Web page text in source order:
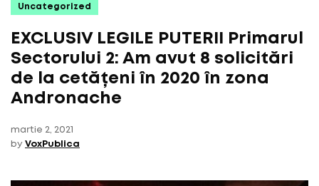
Uncategorized
EXCLUSIV LEGILE PUTERII Primarul
Sectorului 2: Am avut 8 solicitări
de la cetățeni în 2020 în zona
Andronache
martie 2, 2021
by VoxPublica